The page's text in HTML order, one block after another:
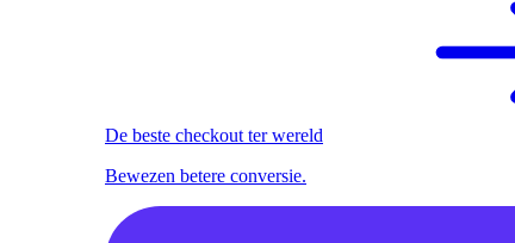
De beste checkout ter wereld
Bewezen betere conversie.